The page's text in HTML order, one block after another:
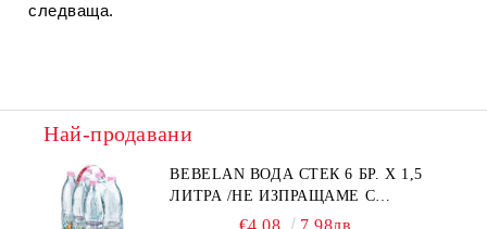
cлeдвaщa.
Най-продавани
BEBELAN ВОДА СТЕК 6 БР. Х 1,5
ЛИТРА /НЕ ИЗПРАЩАМЕ С
€4.08 7.98лв.